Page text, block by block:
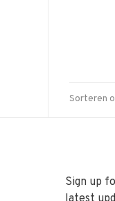
Sorteren
Sign up